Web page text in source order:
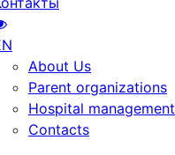
About Us
Parent organizations
Hospital management
Contacts